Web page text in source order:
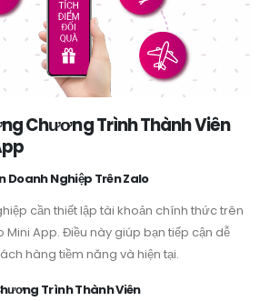
Chương Trình Thành Viên
Doanh Nghiệp Trên Zalo
cần thiết lập tài khoản chính thức trên
App. Điều này giúp bạn tiếp cận dễ
hàng tiềm năng và hiện tại.
Trình Thành Viên